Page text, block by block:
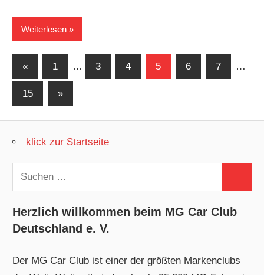
Weiterlesen
Seitennummerierung
der
Beiträge
«Vorherige
Beiträge
1 … 3 4 5 6 7 …
15
Nächste
Beiträge
»
klick zur Startseite
Suchen
nach:
Herzlich willkommen beim MG Car Club
Deutschland e. V.
Der MG Car Club ist einer der größten Markenclubs